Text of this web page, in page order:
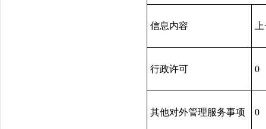
信息内容
行政许可 0
其他对外管理服务事项 0